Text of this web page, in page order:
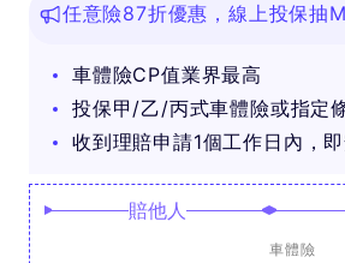
任意險87折優惠，線上投保抽
車體險CP值業界最高
投保甲/乙/丙式車體險或指定
收到理賠申請1個工作日內，
賠他人
車體險